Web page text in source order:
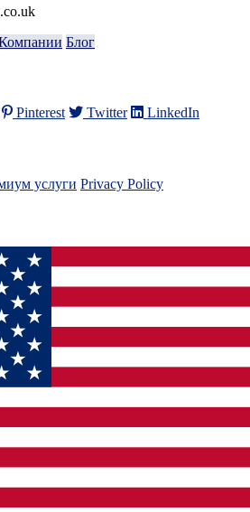
Блог
Pinterest Twitter LinkedIn
услуги Privacy Policy